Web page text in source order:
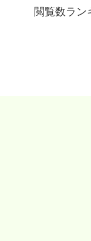
閲覧数ラン